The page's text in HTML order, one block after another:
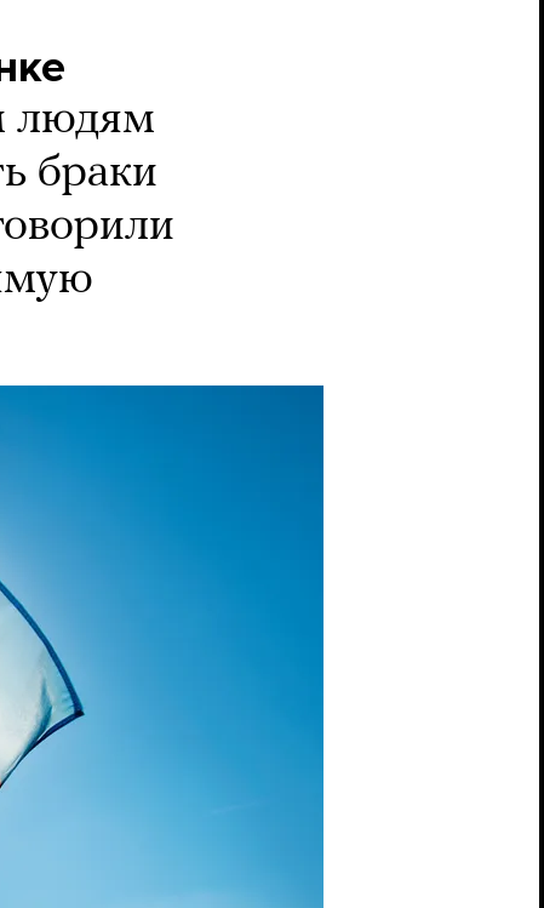
людям
браки